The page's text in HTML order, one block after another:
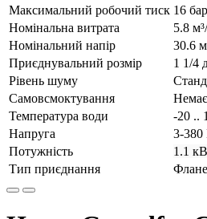
Максимальний робочий тиск 16 бар
Номінальна витрата
5.8
Номінальний напір
30.6 м
Приєднувальний розмір
1 1/4
Рівень шуму
Самовсмоктування
Немає
Температура води
-20 ..
Напруга
3-380
Потужність
1.1
Тип приєднання